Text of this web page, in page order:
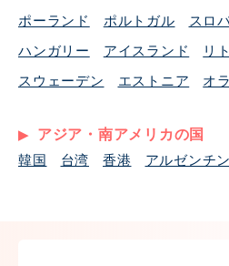
ポーランド
ポルトガル スロ
ハンガリー
アイスランド リ
スウェーデン
エストニア オ
アジア・南アメリカの国
韓国 台湾 香港 アルゼンチン